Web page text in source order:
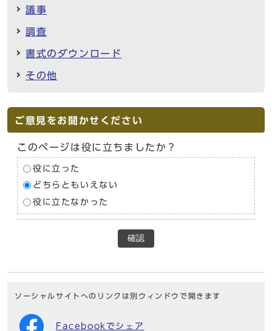
議事
調査
書式のダウンロード
その他
ご意見をお聞かせください
このページは役に立ちましたか？
役に立った
どちらともいえない
役に立たなかった
確認
ソーシャルサイトへのリンクは別ウィンドウで開きます
Facebookでシェア